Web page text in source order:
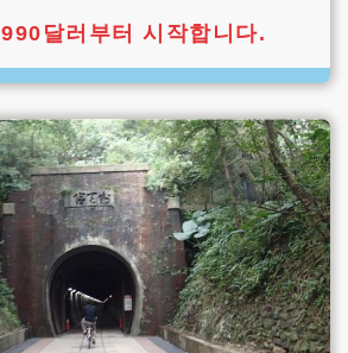
990달러부터 시작합니다.